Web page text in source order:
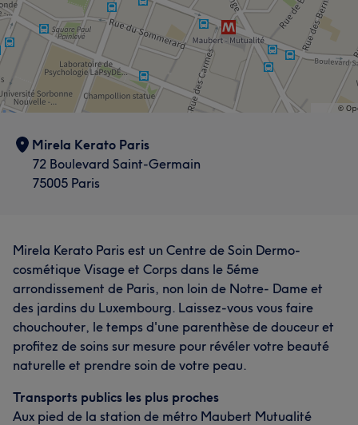
Mirela Kerato Paris
72 Boulevard Saint-Germain
75005 Paris
Mirela Kerato Paris est un Centre de Soin Dermo-
cosmétique Visage et Corps dans le 5éme
arrondissement de Paris, non loin de Notre- Dame et
des jardins du Luxembourg. Laissez-vous vous faire
chouchouter, le temps d'une parenthèse de douceur et
profitez de soins sur mesure pour révéler votre beauté
naturelle et prendre soin de votre peau.
Transports publics les plus proches
Aux pied de la station de métro Maubert Mutualité